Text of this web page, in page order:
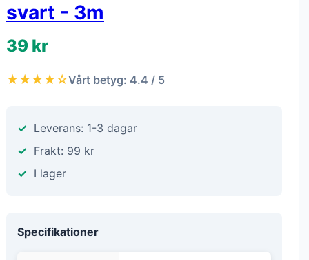
svart - 3m
39 kr
★★★★☆Vårt betyg: 4.4 / 5
Leverans: 1-3 dagar
Frakt: 99 kr
I lager
Specifikationer